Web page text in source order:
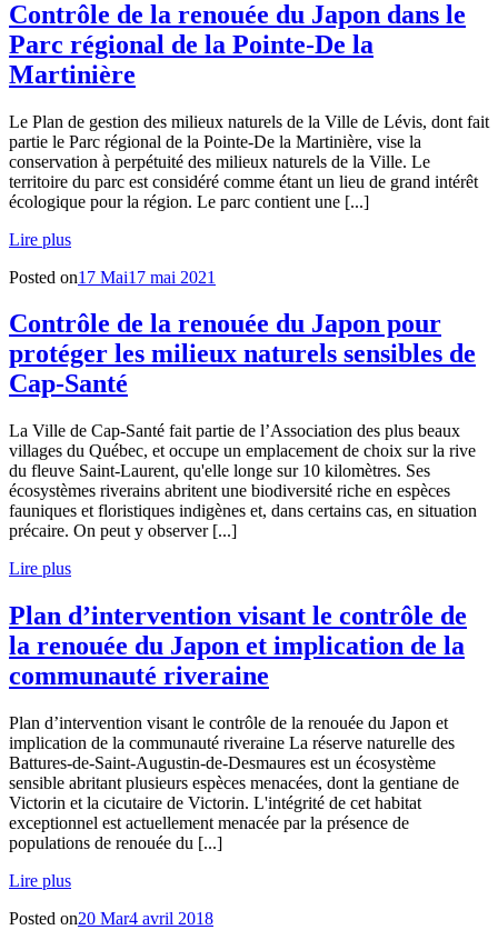
Contrôle de la renouée du Japon dans le
Parc régional de la Pointe-De la
Martinière
Le Plan de gestion des milieux naturels de la Ville de Lévis, dont fait
partie le Parc régional de la Pointe-De la Martinière, vise la
conservation à perpétuité des milieux naturels de la Ville. Le
territoire du parc est considéré comme étant un lieu de grand intérêt
écologique pour la région. Le parc contient une [...]
Lire plus
Posted on17 Mai17 mai 2021
Contrôle de la renouée du Japon pour
protéger les milieux naturels sensibles de
Cap-Santé
La Ville de Cap-Santé fait partie de l’Association des plus beaux
villages du Québec, et occupe un emplacement de choix sur la rive
du fleuve Saint-Laurent, qu'elle longe sur 10 kilomètres. Ses
écosystèmes riverains abritent une biodiversité riche en espèces
fauniques et floristiques indigènes et, dans certains cas, en situation
précaire. On peut y observer [...]
Lire plus
Plan d’intervention visant le contrôle de
la renouée du Japon et implication de la
communauté riveraine
Plan d’intervention visant le contrôle de la renouée du Japon et
implication de la communauté riveraine La réserve naturelle des
Battures-de-Saint-Augustin-de-Desmaures est un écosystème
sensible abritant plusieurs espèces menacées, dont la gentiane de
Victorin et la cicutaire de Victorin. L'intégrité de cet habitat
exceptionnel est actuellement menacée par la présence de
populations de renouée du [...]
Lire plus
Posted on20 Mar4 avril 2018